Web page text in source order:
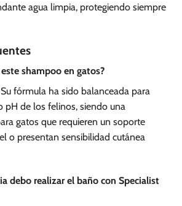
agua limpia, protegiendo siempre
shampoo en gatos?
fórmula ha sido balanceada para
pH de los felinos, siendo una
gatos que requieren un soporte
o presentan sensibilidad cutánea
debo realizar el baño con Specialist